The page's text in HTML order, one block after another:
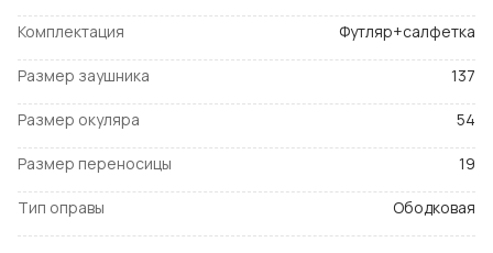
Комплектация Футляр+салфетка
Размер заушника 137
Размер окуляра 54
Размер переносицы 19
Тип оправы Ободковая